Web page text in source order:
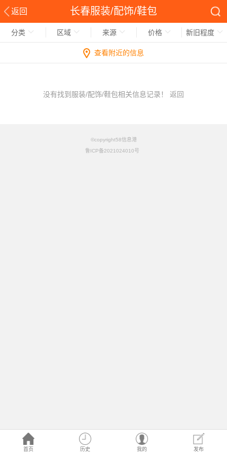
返回 长春服装/配饰/鞋包
首页 历史 我的 发布
分类 区域 来源 价格 新旧程度
查看附近的信息
没有找到服装/配饰/鞋包相关信息记录！ 返回
©copyright58信息港
鲁ICP备2021024010号